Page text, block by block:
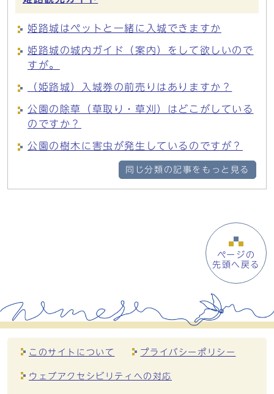
姫路城はペットと一緒に入城できますか
姫路城の城内ガイド（案内）をして欲しいので
すが。
（姫路城）入城券の前売りはありますか？
公園の除草（草取り・草刈）はどこがしている
のですか？
公園の樹木に害虫が発生しているのですが？
同じ分類の記事をもっと見る
ページの
先頭へ戻る
このサイトについて プライバシーポリシー
ウェブアクセシビリティへの対応